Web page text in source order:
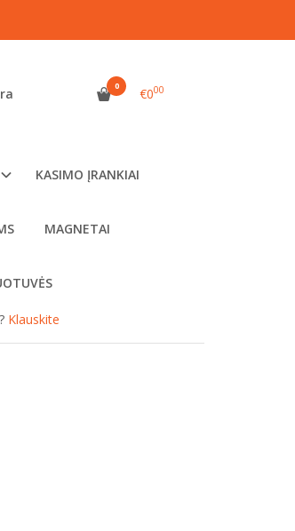
0 €000
KASIMO ĮRANKIAI
MAGNETAI
Klauskite